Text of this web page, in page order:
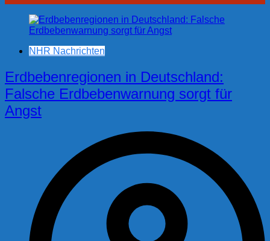
NHR Nachrichten
Erdbebenregionen in Deutschland:
Falsche Erdbebenwarnung sorgt für
Angst